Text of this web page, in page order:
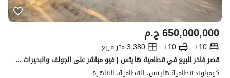
ج.م650,000,000
10+
10+
3,380 متر مربع
قصر فاخر للبيع في قطامية هايتس | فيو مباشر على الجولف والبحيرات | دبل فيو | برايم لوكيشن
كومباوند قطامية هايتس، القطامية، القاهرة